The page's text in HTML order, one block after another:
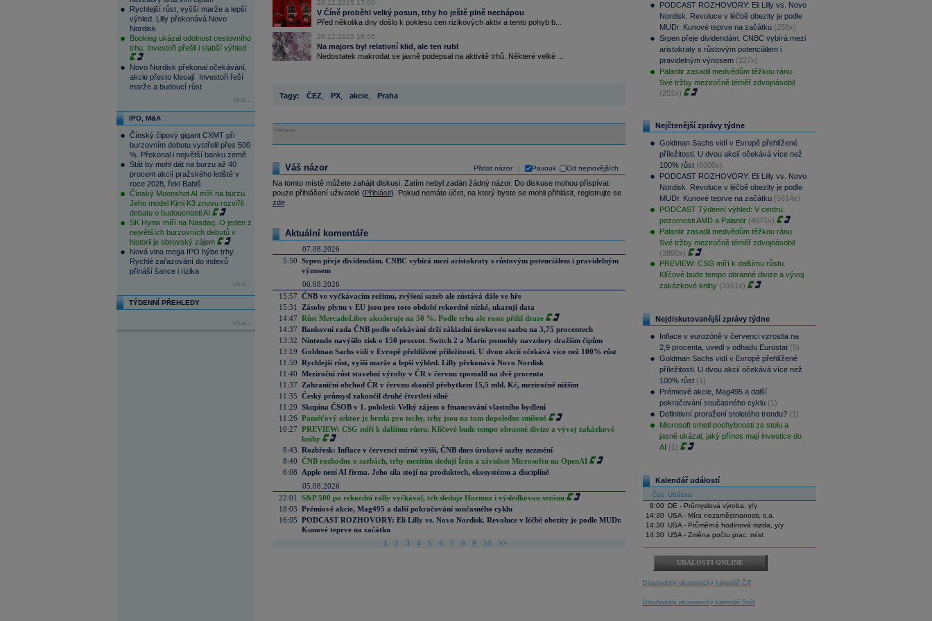
Rychlejší růst, vyšší marže a lepší
výhled. Lilly překonává Novo
Nordisk
Booking ukázal odolnost cestovního
trhu. Investoři přešli i slabší výhled
Novo Nordisk překonal očekávání,
akcie přesto klesají. Investoři řeší
marže a budoucí růst
více...
IPO, M&A
Čínský čipový gigant CXMT při
burzovním debutu vystřelil přes 500
%. Překonal i největší banku země
Stát by mohl dát na burzu až 40
procent akcií pražského letiště v
roce 2028, řekl Babiš
Čínský Moonshot AI míří na burzu.
Jeho model Kimi K3 znovu rozvířil
debatu o budoucnosti AI
SK Hynix míří na Nasdaq. O jeden z
největších burzovních debutů v
historii je obrovský zájem
Nová vlna mega IPO hýbe trhy.
Rychlé zařazování do indexů
přináší šance i rizika
více...
TÝDENNÍ PŘEHLEDY
více...
28.12.2015 17:00
V Číně proběhl velký posun, trhy ho ještě plně nechápou
Před několika dny došlo k poklesu cen rizikových aktiv a tento pohyb b...
28.12.2015 16:56
Na majors byl relativní klid, ale ten rubl
Nedostatek makrodat se jasně podepsal na aktivitě trhů. Některé velké ...
Tagy: ČEZ PX, akcie, Praha
Reklama
Přidat názor Pavouk Od nejnovějších
Váš názor
Na tomto místě můžete zahájit diskusi. Zatím nebyl zadán žádný názor. Do diskuse mohou přispívat
pouze přihlášení uživatelé (Přihlásit). Pokud nemáte účet, na který byste se mohli přihlásit, registrujte se
zde.
Aktuální komentáře
07.08.2026
5:50 Srpen přeje dividendám. CNBC vybírá mezi aristokraty s růstovým potenciálem i pravidelným
výnosem
06.08.2026
15:57 ČNB ve vyčkávacím režimu, zvýšení sazeb ale zůstává dále ve hře
15:31
Zásoby plynu v EU jsou pro toto období rekordně nízké, ukazují data
14:47 Růst MercadoLibre akceleruje na 50 %. Podle trhu ale roste příliš draze
14:37 Bankovní rada ČNB podle očekávání drží základní úrokovou sazbu na 3,75 procentech
13:32 Nintendo navýšilo zisk o 150 procent. Switch 2 a Mario pomohly navzdory dražším čipům
13:19 Goldman Sachs vidí v Evropě přehlížené příležitosti. U dvou akcií očekává více než 100% růst
11:59 Rychlejší růst, vyšší marže a lepší výhled. Lilly překonává Novo Nordisk
11:40 Meziroční růst stavební výroby v ČR v červnu zpomalil na dvě procenta
11:37
Zahraniční obchod ČR v červnu skončil přebytkem 15,5 mld. Kč, meziročně nižším
11:35 Český průmysl zakončil druhé čtvrtletí silně
11:29 Skupina ČSOB v 1. pololetí: Velký zájem o financování vlastního bydlení
11:26 Paměťový sektor je brzda pro techy, trhy jsou na tom dopoledne smíšeně
10:27 PREVIEW: CSG míří k dalšímu růstu. Klíčové bude tempo obranné divize a vývoj zakázkové
knihy
8:43 Rozbřesk: Inflace v červenci mírně vyšší, ČNB dnes úrokové sazby nezmění
8:40 ČNB rozhodne o sazbách, trhy mezitím sledují Írán a závislost Microsoftu na OpenAI
6:08
Apple není AI firma. Jeho síla stojí na produktech, ekosystému a disciplíně
05.08.2026
22:01
S&P 500 po rekordní rally vyčkával, trh sleduje Hormuz i výsledkovou sezónu
18:03 Prémiové akcie, Mag495 a další pokračování současného cyklu
16:05 PODCAST ROZHOVORY: Eli Lilly vs. Novo Nordisk. Revoluce v léčbě obezity je podle MUDr.
Kunové teprve na začátku
1 2 3 4 5 6 7 8 9 10 >>
PODCAST ROZHOVORY: Eli Lilly vs. Novo
Nordisk. Revoluce v léčbě obezity je podle
MUDr. Kunové teprve na začátku (258x)
Srpen přeje dividendám. CNBC vybírá mezi
aristokraty s růstovým potenciálem i
pravidelným výnosem (227x)
Palantir zasadil medvědům těžkou ránu.
Své tržby meziročně téměř zdvojnásobil
(201x)
Nejčtenější zprávy týdne
Goldman Sachs vidí v Evropě přehlížené
příležitosti. U dvou akcií očekává více než
100% růst (6000x)
PODCAST ROZHOVORY: Eli Lilly vs. Novo
Nordisk. Revoluce v léčbě obezity je podle
MUDr. Kunové teprve na začátku (5614x)
PODCAST Týdenní výhled: V centru
pozornosti AMD a Palantir (4071x)
Palantir zasadil medvědům těžkou ránu.
Své tržby meziročně téměř zdvojnásobil
(3890x)
PREVIEW: CSG míří k dalšímu růstu.
Klíčové bude tempo obranné divize a vývoj
zakázkové knihy (3151x)
Nejdiskutovanější zprávy týdne
Inflace v eurozóně v červenci vzrostla na
2,9 procenta, uvedl v odhadu Eurostat (5)
Goldman Sachs vidí v Evropě přehlížené
příležitosti. U dvou akcií očekává více než
100% růst (1)
Prémiové akcie, Mag495 a další
pokračování současného cyklu (1)
Definitivní proražení stoletého trendu? (1)
Microsoft smetl pochybnosti ze stolu a
jasně ukázal, jaký přínos mají investice do
AI (1)
Kalendář událostí
Čas Událost
8:00
DE - Průmyslová výroba, y/y
14:30 USA - Míra nezaměstnanosti, s.a.
14:30 USA - Průměrná hodinová mzda, y/y
14:30 USA - Změna počtu prac. míst
UDÁLOSTI ONLINE
Dlouhodobý ekonomický kalendář ČR
Dlouhodobý ekonomický kalendář Svět